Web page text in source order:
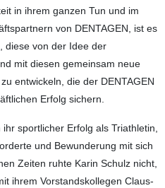
in ihrem ganzen Tun und im
von DENTAGEN, ist es
diese von der Idee der
mit diesen gemeinsam neue
entwickeln, die der DENTAGEN
Erfolg sichern.
sportlicher Erfolg als Triathletin,
und Bewunderung mit sich
Zeiten ruhte Karin Schulz nicht,
ihrem Vorstandskollegen Claus-